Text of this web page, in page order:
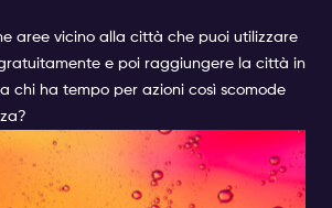
aree vicino alla città che puoi utilizzare
e poi raggiungere la città in
chi ha tempo per azioni così scomode
PARCHEGGI
OLTRE A